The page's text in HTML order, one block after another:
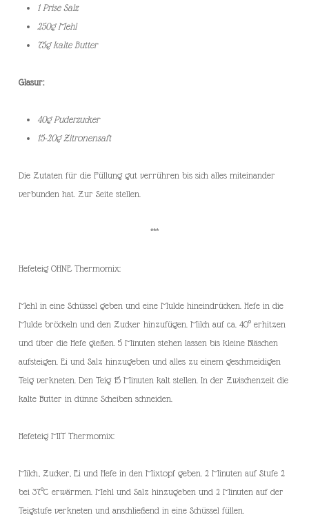
1 Prise Salz
250g Mehl
75g kalte Butter
Glasur:
40g Puderzucker
15-20g Zitronensaft
Die Zutaten für die Füllung gut verrühren bis sich alles miteinander
verbunden hat. Zur Seite stellen.
***
Hefeteig OHNE Thermomix:
Mehl in eine Schüssel geben und eine Mulde hineindrücken. Hefe in die
Mulde bröckeln und den Zucker hinzufügen. Milch auf ca. 40° erhitzen
und über die Hefe gießen. 5 Minuten stehen lassen bis kleine Bläschen
aufsteigen. Ei und Salz hinzugeben und alles zu einem geschmeidigen
Teig verkneten. Den Teig 15 Minuten kalt stellen. In der Zwischenzeit die
kalte Butter in dünne Scheiben schneiden.
Hefeteig MIT Thermomix:
Milch, Zucker, Ei und Hefe in den Mixtopf geben. 2 Minuten auf Stufe 2
bei 37°C erwärmen. Mehl und Salz hinzugeben und 2 Minuten auf der
Teigstufe verkneten und anschließend in eine Schüssel füllen.